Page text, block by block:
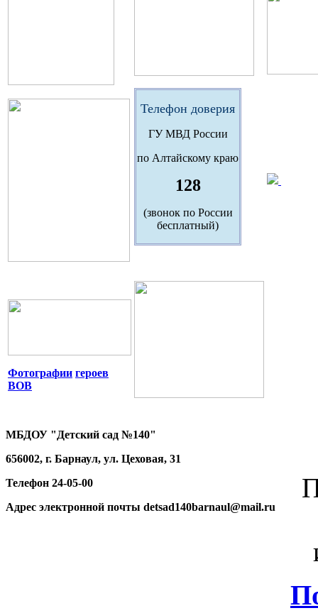
Телефон доверия
ГУ МВД России
по Алтайскому краю
128
(звонок по России
бесплатный)
Фотографии героев
ВОВ
МБДОУ "Детский сад №140"
656002, г. Барнаул, ул. Цеховая, 31
Телефон 24-05-00
Адрес электронной почты detsad140barnaul@mail.ru